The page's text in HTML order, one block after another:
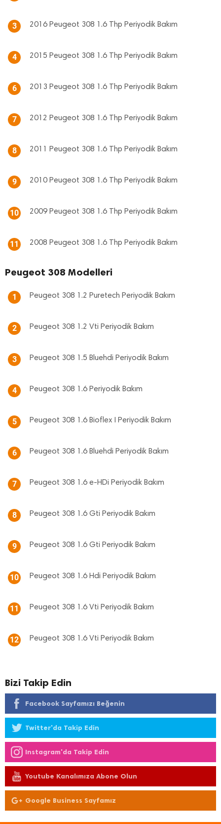
3 2016 Peugeot 308 1.6 Thp Periyodik Bakım
4 2015 Peugeot 308 1.6 Thp Periyodik Bakım
6 2013 Peugeot 308 1.6 Thp Periyodik Bakım
7 2012 Peugeot 308 1.6 Thp Periyodik Bakım
8 2011 Peugeot 308 1.6 Thp Periyodik Bakım
9 2010 Peugeot 308 1.6 Thp Periyodik Bakım
10 2009 Peugeot 308 1.6 Thp Periyodik Bakım
11 2008 Peugeot 308 1.6 Thp Periyodik Bakım
Peugeot 308 Modelleri
1 Peugeot 308 1.2 Puretech Periyodik Bakım
2 Peugeot 308 1.2 Vti Periyodik Bakım
3 Peugeot 308 1.5 Bluehdi Periyodik Bakım
4 Peugeot 308 1.6 Periyodik Bakım
5 Peugeot 308 1.6 Bioflex I Periyodik Bakım
6 Peugeot 308 1.6 Bluehdi Periyodik Bakım
7 Peugeot 308 1.6 e-HDi Periyodik Bakım
8 Peugeot 308 1.6 Gti Periyodik Bakım
9 Peugeot 308 1.6 Gti Periyodik Bakım
10 Peugeot 308 1.6 Hdi Periyodik Bakım
11 Peugeot 308 1.6 Vti Periyodik Bakım
12 Peugeot 308 1.6 Vti Periyodik Bakım
Bizi Takip Edin
Facebook Sayfamızı Beğenin
Twitter'da Takip Edin
Instagram'da Takip Edin
Youtube Kanalımıza Abone Olun
Google Business Sayfamız